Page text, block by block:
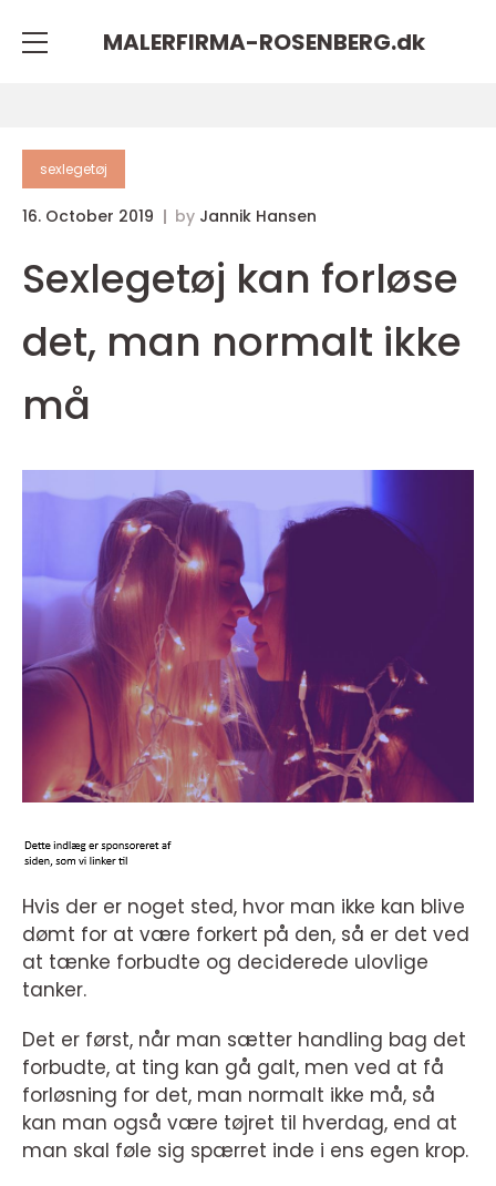
MALERFIRMA-ROSENBERG.dk
sexlegetøj
16. October 2019 by Jannik Hansen
Sexlegetøj kan forløse
det, man normalt ikke
må
Hvis der er noget sted, hvor man ikke kan blive
dømt for at være forkert på den, så er det ved
at tænke forbudte og deciderede ulovlige
tanker.
Det er først, når man sætter handling bag det
forbudte, at ting kan gå galt, men ved at få
forløsning for det, man normalt ikke må, så
kan man også være tøjret til hverdag, end at
man skal føle sig spærret inde i ens egen krop.